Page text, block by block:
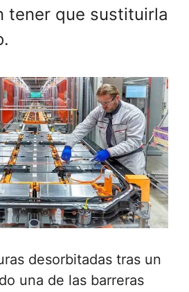
tener que sustituirla
desorbitadas tras un
una de las barreras